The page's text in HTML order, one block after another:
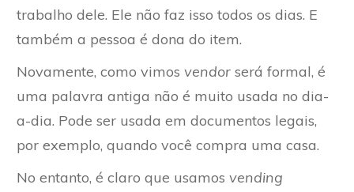
trabalho dele. Ele não faz isso todos os dias. E
também a pessoa é dona do item.
Novamente, como vimos vendor será formal, é
uma palavra antiga não é muito usada no dia-
a-dia. Pode ser usada em documentos legais,
por exemplo, quando você compra uma casa.
No entanto, é claro que usamos vending